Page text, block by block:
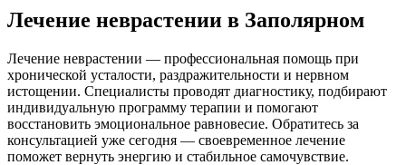
Лечение неврастении в Заполярном
Лечение неврастении — профессиональная помощь при
хронической усталости, раздражительности и нервном
истощении. Специалисты проводят диагностику, подбирают
индивидуальную программу терапии и помогают
восстановить эмоциональное равновесие. Обратитесь за
консультацией уже сегодня — своевременное лечение
поможет вернуть энергию и стабильное самочувствие.